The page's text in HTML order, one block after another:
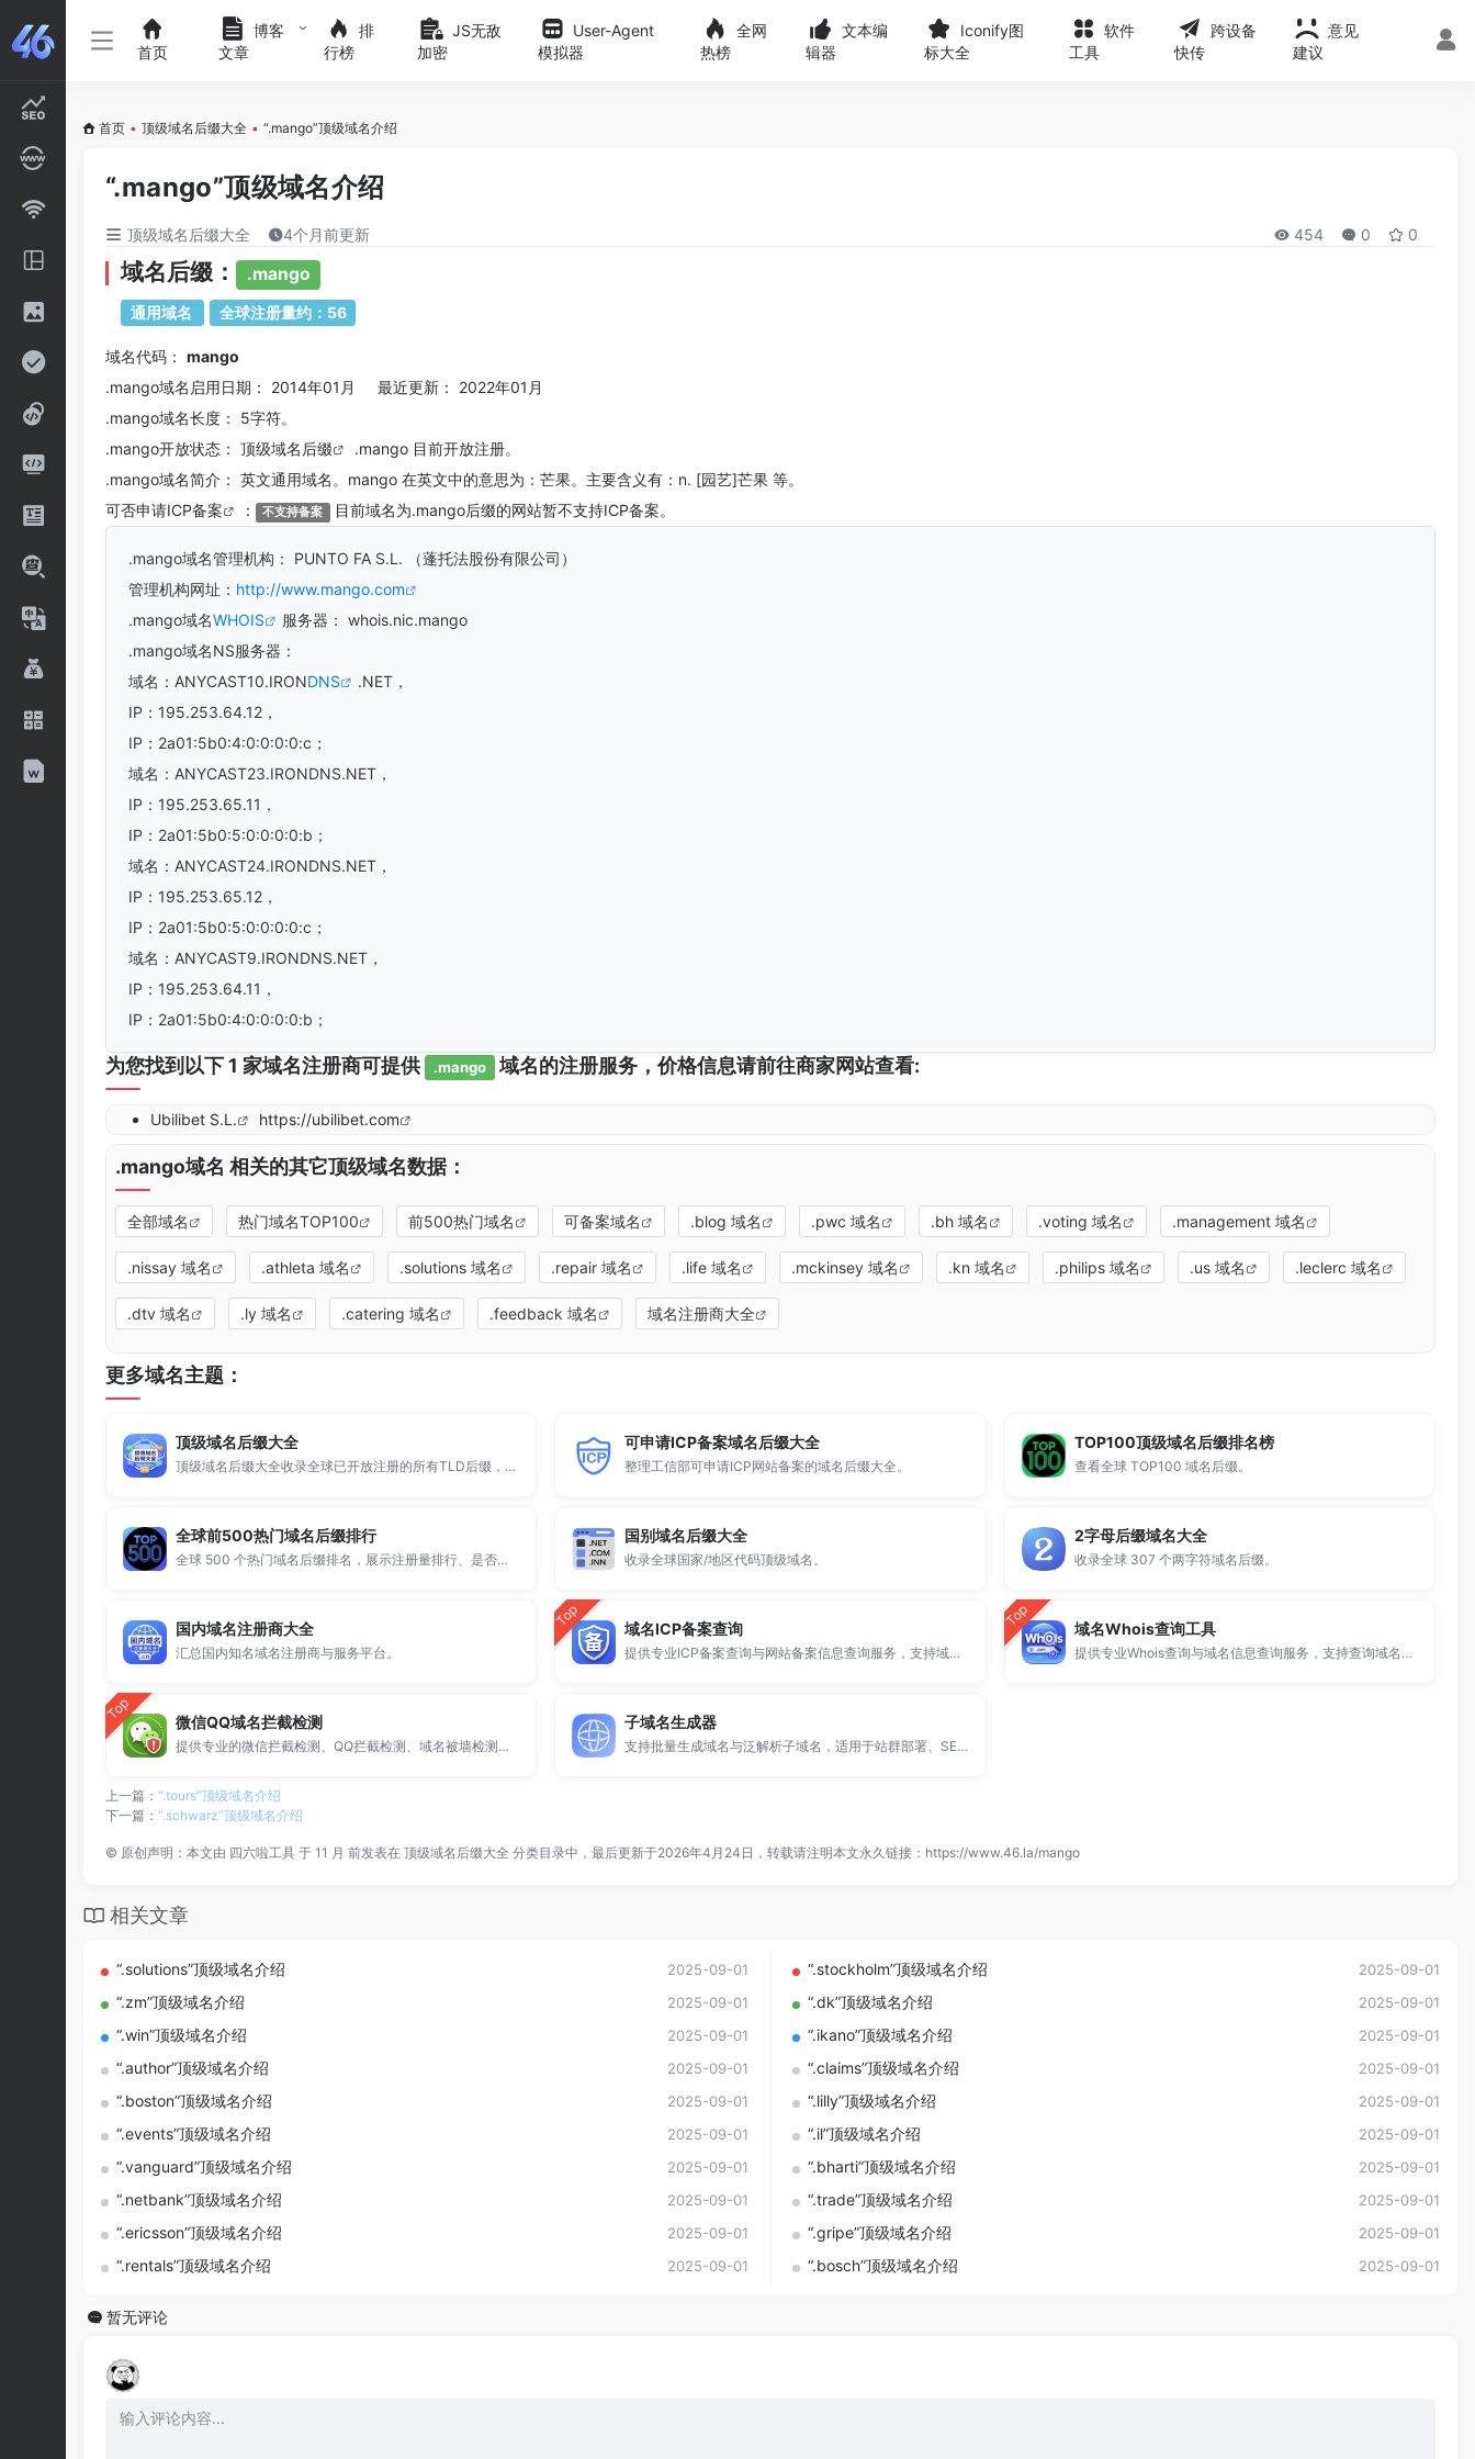
首页
博客
文章
排
行榜
JS无敌
加密
User-Agent
模拟器
全网
热榜
文本编
辑器
Iconify图
标大全
软件
工具
跨设备
快传
意见
建议
首页 • 顶级域名后缀大全 • “.mango”顶级域名介绍
“.mango”顶级域名介绍
顶级域名后缀大全 4个月前更新 454 0 0
域名后缀： .mango
通用域名 全球注册量约：56
域名代码： mango
.mango域名 启用日期： 2014年01月 最近更新： 2022年01月
.mango域名长度： 5字符。
.mango开放状态： 顶级域名后缀
.mango 目前开放注册。
.mango域名简介： 英文通用域名。mango 在英文中的意思为：芒果。主要含义有：n. [园艺]芒果 等。
可否申请ICP备案 ： 不支持备案 目前域名为.mango后缀的网站暂不支持ICP备案。
.mango域名管理机构： PUNTO FA S.L. （蓬托法股份有限公司）
管理机构网址： http://www.mango.com
.mango域名WHOIS
服务器： whois.nic.mango
.mango域名NS服务器：
域名：ANYCAST10.IRONDNS
.NET，
IP：195.253.64.12，
IP：2a01:5b0:4:0:0:0:0:c；
域名：ANYCAST23.IRONDNS.NET，
IP：195.253.65.11，
IP：2a01:5b0:5:0:0:0:0:b；
域名：ANYCAST24.IRONDNS.NET，
IP：195.253.65.12，
IP：2a01:5b0:5:0:0:0:0:c；
域名：ANYCAST9.IRONDNS.NET，
IP：195.253.64.11，
IP：2a01:5b0:4:0:0:0:0:b；
为您找到以下 1 家域名注册商可提供 .mango 域名的注册服务，价格信息请前往商家网站查看:
Ubilibet S.L. https://ubilibet.com
.mango域名 相关的其它顶级域名数据：
全部域名 热门域名TOP100 前500热门域名 可备案域名 .blog 域名 .pwc 域名 .bh 域名 .voting 域名 .management 域名
.nissay 域名 .athleta 域名 .solutions 域名 .repair 域名 .life 域名 .mckinsey 域名 .kn 域名 .philips 域名 .us 域名 .leclerc 域名
.dtv 域名 .ly 域名 .catering 域名 .feedback 域名 域名注册商大全
更多域名主题：
顶级域名后缀大全
顶级域名后缀大全收录全球已开放注册的所有TLD后缀，包括gTLD、ccTLD、品牌域名后缀等。
可申请ICP备案域名后缀大全
整理工信部可申请ICP网站备案的域名后缀大全。
TOP100顶级域名后缀排名榜
查看全球 TOP100 域名后缀。
全球前500热门域名后缀排行
全球 500 个热门域名后缀排名，展示注册量排行、是否可备案、适用范围与用途简介，帮助企业与个人在 2025 年快速选择合适的顶级域名。
国别域名后缀大全
收录全球国家/地区代码顶级域名。
2字母后缀域名大全
收录全球 307 个两字符域名后缀。
国内域名注册商大全
汇总国内知名域名注册商与服务平台。
Top 域名ICP备案查询
提供专业ICP备案查询与网站备案信息查询服务，支持域名备案号查询、网站是否备案检测及备案信息快速获取，适用于站长工具、域名检测与SEO分析。
Top 域名Whois查询工具
提供专业Whois查询与域名信息查询服务，支持查询域名注册信息、注册商、到期时间及DNS记录，适用于域名检测、SEO分析及站长工具使用。
Top 微信QQ域名拦截检测
提供专业的微信拦截检测、QQ拦截检测、域名被墙检测服务，一键查询网站是否被封、被拦截或被限制访问。
子域名生成器
支持批量生成域名与泛解析子域名，适用于站群部署、SEO测试与开发环境使用。
上一篇： “.tours”顶级域名介绍
下一篇： “.schwarz”顶级域名介绍
© 原创声明：本文由 四六啦工具 于 11 月 前发表在 顶级域名后缀大全 分类目录中，最后更新于2026年4月24日，转载请注明本文永久链接： https://www.46.la/mango
相关文章
“.solutions”顶级域名介绍 2025-09-01 “.stockholm”顶级域名介绍 2025-09-01
“.zm”顶级域名介绍 2025-09-01 “.dk”顶级域名介绍 2025-09-01
“.win”顶级域名介绍 2025-09-01 “.ikano”顶级域名介绍 2025-09-01
“.author”顶级域名介绍 2025-09-01 “.claims”顶级域名介绍 2025-09-01
“.boston”顶级域名介绍 2025-09-01 “.lilly”顶级域名介绍 2025-09-01
“.events”顶级域名介绍 2025-09-01 “.il”顶级域名介绍 2025-09-01
“.vanguard”顶级域名介绍 2025-09-01 “.bharti”顶级域名介绍 2025-09-01
“.netbank”顶级域名介绍 2025-09-01 “.trade”顶级域名介绍 2025-09-01
“.ericsson”顶级域名介绍 2025-09-01 “.gripe”顶级域名介绍 2025-09-01
“.rentals”顶级域名介绍 2025-09-01 “.bosch”顶级域名介绍 2025-09-01
暂无评论